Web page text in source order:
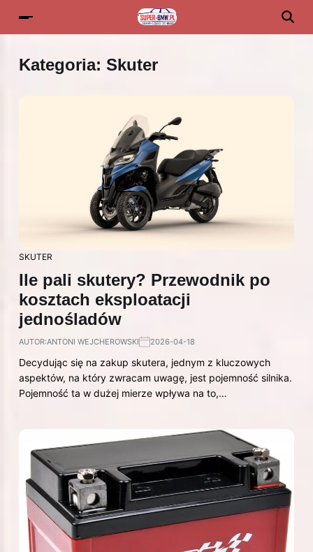
Kategoria: Skuter
SKUTER
Ile pali skutery? Przewodnik po
kosztach eksploatacji
jednośladów
AUTOR:ANTONI WEJCHEROWSKI 2026-04-18
Decydując się na zakup skutera, jednym z kluczowych
aspektów, na który zwracam uwagę, jest pojemność silnika.
Pojemność ta w dużej mierze wpływa na to,…